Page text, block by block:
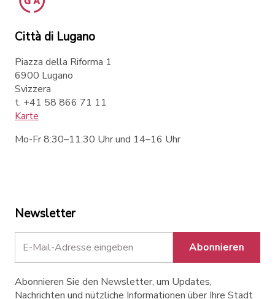
Città di Lugano
Piazza della Riforma 1
6900 Lugano
Svizzera
t. +41 58 866 71 11
Karte
Mo-Fr 8:30–11:30 Uhr und 14–16 Uhr
Newsletter
Abonnieren
Abonnieren Sie den Newsletter, um Updates,
Nachrichten und nützliche Informationen über Ihre Stadt